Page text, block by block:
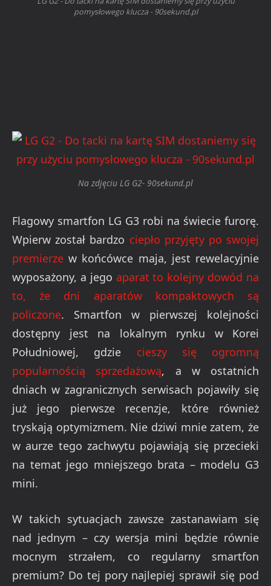
pomysłowego klucza - 90sekund.pl
Na zdjęciu LG G2- 90sekund.pl
Flagowy smartfon LG G3 robi na świecie furorę.
Wpierw został bardzo ciepło przyjęty po swojej
premierze w końcówce maja, jest rewelacyjnie
wyposażony, a jego aparat to kolejny dowód na
to, że dni aparatów kompaktowych są
policzone. Smartfon w pierwszej kolejności
dostępny jest na lokalnym rynku w Korei
Południowej, gdzie cieszy się ogromną
popularnością sprzedażową, a w ostatnich
dniach w zagranicznych serwisach pojawiły się
już jego pierwsze recenzje, które również
tryskają optymizmem. Nie dziwi mnie zatem, że
w aurze tego zachwytu pojawiają się przecieki
na temat jego mniejszego brata – modelu G3
mini.
W takich sytuacjach zawsze zastanawiam się
nad jednym – czy wersja mini będzie równie
mocnym strzałem, co regularny smartfon
premium? Do tej pory najlepiej sprawił się pod